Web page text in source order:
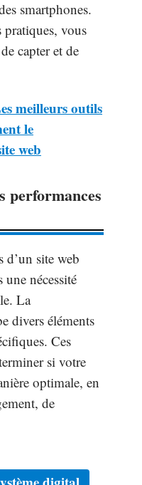
smartphones.
vous
capter et de
meilleurs outils
le
web
performances
d’un site web
une nécessité
La
divers éléments
Ces
si votre
optimale, en
de